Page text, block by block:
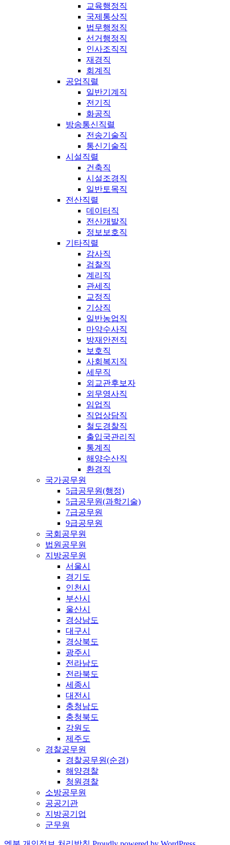
교육행정직
국제통상직
법무행정직
선거행정직
인사조직직
재경직
회계직
공업직렬
일반기계직
전기직
화공직
방송통신직렬
전송기술직
통신기술직
시설직렬
건축직
시설조경직
일반토목직
전산직렬
데이터직
전산개발직
정보보호직
기타직렬
감사직
검찰직
계리직
관세직
교정직
기상직
일반농업직
마약수사직
방재안전직
보호직
사회복지직
세무직
외교관후보자
외무영사직
임업직
직업상담직
철도경찰직
출입국관리직
통계직
해양수산직
환경직
국가공무원
5급공무원(행정)
5급공무원(과학기술)
7급공무원
9급공무원
국회공무원
법원공무원
지방공무원
서울시
경기도
인천시
부산시
울산시
경상남도
대구시
경상북도
광주시
전라남도
전라북도
세종시
대전시
충청남도
충청북도
강원도
제주도
경찰공무원
경찰공무원(순경)
해양경찰
청원경찰
소방공무원
공공기관
지방공기업
군무원